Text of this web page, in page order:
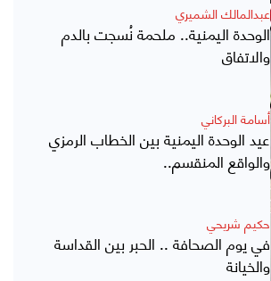
عبدالمالك الشميري
الوحدة اليمنية.. ملحمة نُسجت بالدم
والاتفاق
أسامة البركاني
عيد الوحدة اليمنية بين الخطاب الرمزي
والواقع المنقسم..
حكيم شريحي
في يوم الصحافة .. الحبر بين القداسة
والخيانة